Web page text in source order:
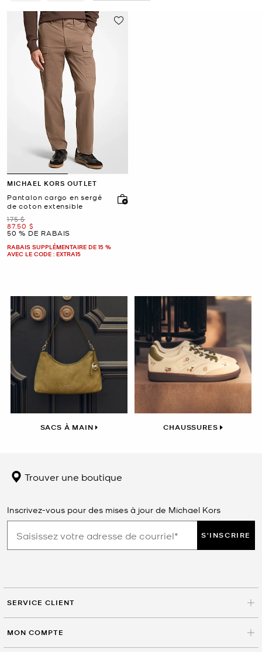
MICHAEL KORS OUTLET
Pantalon cargo en sergé
de coton extensible
était
175 $
maintenant
87.50 $
50 % DE RABAIS
RABAIS SUPPLÉMENTAIRE DE 15 %
AVEC LE CODE : EXTRA15
SACS À MAIN CHAUSSURES
Trouver une boutique
Inscrivez-vous pour des mises à jour de Michael Kors
S'INSCRIRE
SERVICE CLIENT
MON COMPTE